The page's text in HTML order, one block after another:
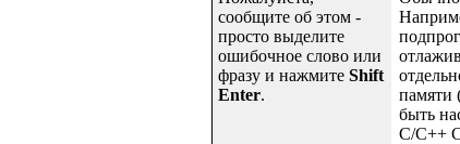
сообщите об этом -
просто выделите
ошибочное слово или
фразу и нажмите Shift
Enter.
памяти
быть
C/C++